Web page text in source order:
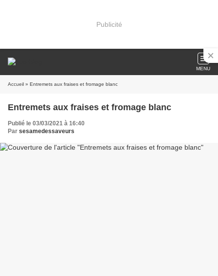
Publicité
MENU
Accueil » Entremets aux fraises et fromage blanc
Entremets aux fraises et fromage blanc
Publié le 03/03/2021 à 16:40
Par sesamedessaveurs